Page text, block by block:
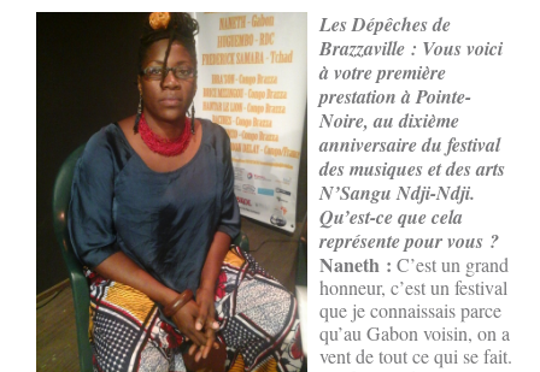
Les Dépêches de
Brazzaville : Vous voici
à votre première
prestation à Pointe-
Noire, au dixième
anniversaire du festival
des musiques et des arts
N’Sangu Ndji-Ndji.
Qu’est-ce que cela
représente pour vous ?
Naneth : C’est un grand
honneur, c’est un festival
que je connaissais parce
qu’au Gabon voisin, on a
vent de tout ce qui se fait.